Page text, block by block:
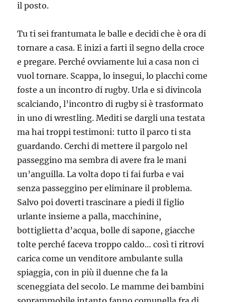
il posto.
Tu ti sei frantumata le balle e decidi che è ora di
tornare a casa. E inizi a farti il segno della croce
e pregare. Perché ovviamente lui a casa non ci
vuol tornare. Scappa, lo insegui, lo placchi come
foste a un incontro di rugby. Urla e si divincola
scalciando, l’incontro di rugby si è trasformato
in uno di wrestling. Mediti se dargli una testata
ma hai troppi testimoni: tutto il parco ti sta
guardando. Cerchi di mettere il pargolo nel
passeggino ma sembra di avere fra le mani
un’anguilla. La volta dopo ti fai furba e vai
senza passeggino per eliminare il problema.
Salvo poi doverti trascinare a piedi il figlio
urlante insieme a palla, macchinine,
bottiglietta d’acqua, bolle di sapone, giacche
tolte perché faceva troppo caldo… così ti ritrovi
carica come un venditore ambulante sulla
spiaggia, con in più il duenne che fa la
sceneggiata del secolo. Le mamme dei bambini